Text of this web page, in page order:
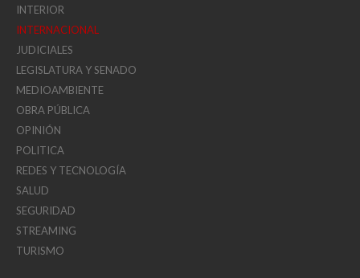
INTERIOR
INTERNACIONAL
JUDICIALES
LEGISLATURA Y SENADO
MEDIOAMBIENTE
OBRA PÚBLICA
OPINIÓN
POLITICA
REDES Y TECNOLOGÍA
SALUD
SEGURIDAD
STREAMING
TURISMO